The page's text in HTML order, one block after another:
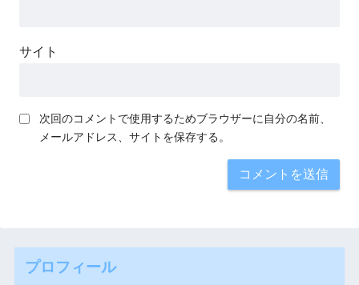
サイト
次回のコメントで使用するためブラウザーに自分の名前、
メールアドレス、サイトを保存する。
プロフィール